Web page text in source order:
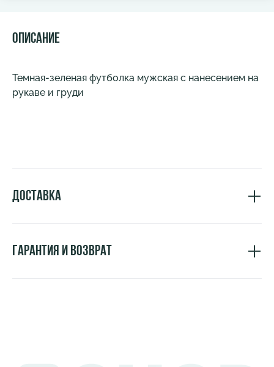
Описание
Темная-зеленая футболка мужская с нанесением на
рукаве и груди
Доставка
Гарантия и возврат